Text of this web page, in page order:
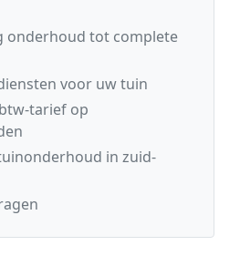
onderhoud tot complete
voor uw tuin
tarief op
in zuid-